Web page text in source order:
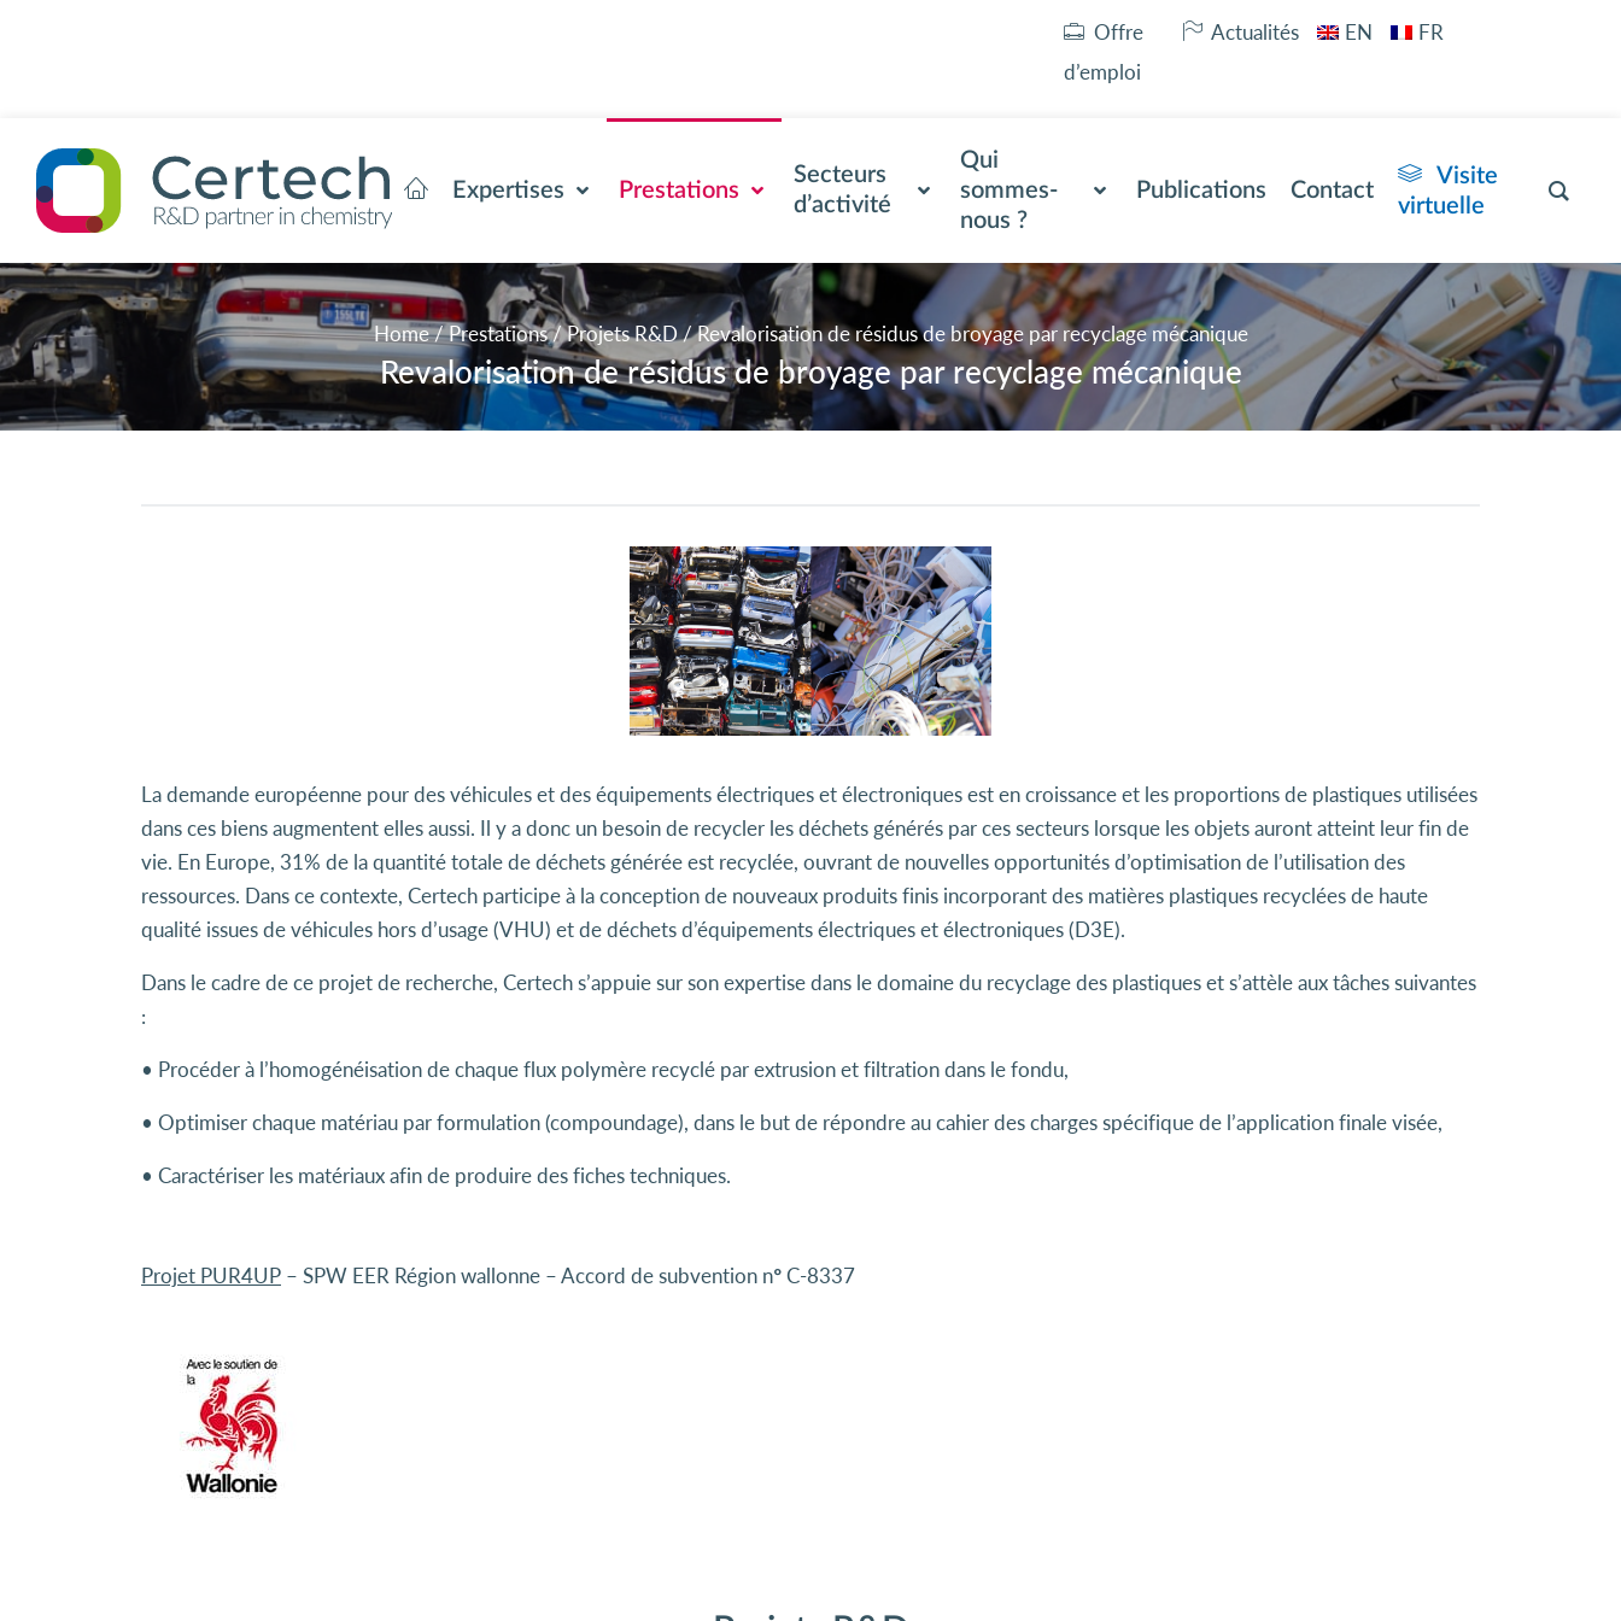
Offre
d’emploi
Actualités EN FR
Expertises Prestations
Secteurs
d’activité
Qui
sommes-
nous ?
Publications Contact
Visite
virtuelle
Home/Prestations/Projets R&D/Revalorisation de résidus de broyage par recyclage mécanique
Revalorisation de résidus de broyage par recyclage mécanique
La demande européenne pour des véhicules et des équipements électriques et électroniques est en croissance et les proportions de plastiques utilisées
dans ces biens augmentent elles aussi. Il y a donc un besoin de recycler les déchets générés par ces secteurs lorsque les objets auront atteint leur fin de
vie. En Europe, 31% de la quantité totale de déchets générée est recyclée, ouvrant de nouvelles opportunités d’optimisation de l’utilisation des
ressources. Dans ce contexte, Certech participe à la conception de nouveaux produits finis incorporant des matières plastiques recyclées de haute
qualité issues de véhicules hors d’usage (VHU) et de déchets d’équipements électriques et électroniques (D3E).
Dans le cadre de ce projet de recherche, Certech s’appuie sur son expertise dans le domaine du recyclage des plastiques et s’attèle aux tâches suivantes
:
• Procéder à l’homogénéisation de chaque flux polymère recyclé par extrusion et filtration dans le fondu,
• Optimiser chaque matériau par formulation (compoundage), dans le but de répondre au cahier des charges spécifique de l’application finale visée,
• Caractériser les matériaux afin de produire des fiches techniques.
Projet PUR4UP – SPW EER Région wallonne – Accord de subvention n° C-8337